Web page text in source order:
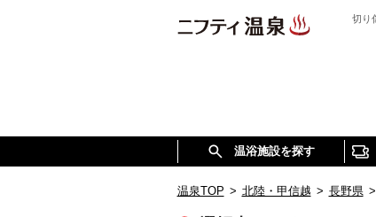
切り
温浴施設を探す
温泉TOP > 北陸・甲信越 > 長野県 >